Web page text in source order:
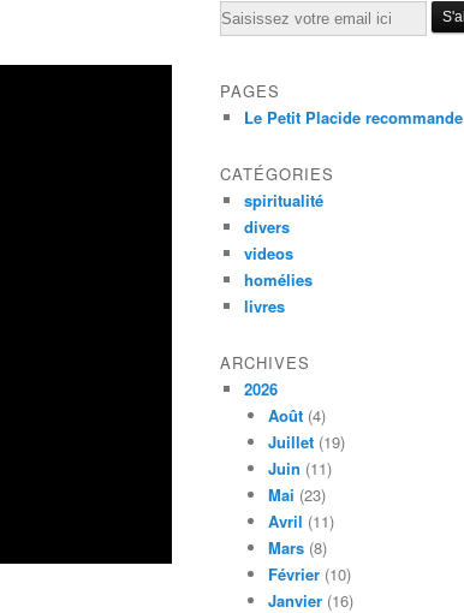
Email
PAGES
Le Petit Placide recommande
CATÉGORIES
spiritualité
divers
videos
homélies
livres
ARCHIVES
2026
Août (4)
Juillet (19)
Juin (11)
Mai (23)
Avril (11)
Mars (8)
Février (10)
Janvier (16)